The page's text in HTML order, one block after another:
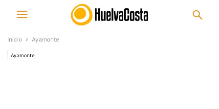
Inicio Ayamonte
Ayamonte